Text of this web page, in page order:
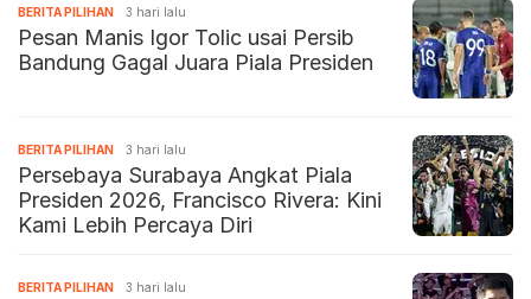
BERITA PILIHAN 3 hari lalu
Pesan Manis Igor Tolic usai Persib
Bandung Gagal Juara Piala Presiden
BERITA PILIHAN 3 hari lalu
Persebaya Surabaya Angkat Piala
Presiden 2026, Francisco Rivera: Kini
Kami Lebih Percaya Diri
BERITA PILIHAN 3 hari lalu